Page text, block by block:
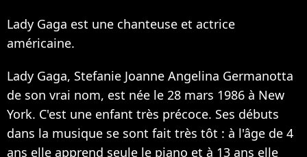
Lady Gaga est une chanteuse et actrice
américaine.
Lady Gaga, Stefanie Joanne Angelina Germanotta
de son vrai nom, est née le 28 mars 1986 à New
York. C'est une enfant très précoce. Ses débuts
dans la musique se sont fait très tôt : à l'âge de 4
ans elle apprend seule le piano et à 13 ans elle